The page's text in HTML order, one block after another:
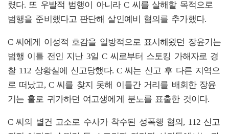
렸다. 또 우발적 범행이 아니라 C 씨를 살해할 목적으로
범행을 준비했다고 판단해 살인예비 혐의를 추가했다.
C 씨에게 이성적 호감을 일방적으로 표시해왔던 장윤기는
범행 이틀 전인 지난 3일 C 씨로부터 스토킹 가해자로 경
찰 112 상황실에 신고당했다. C 씨는 신고 후 다른 지역으
로 떠났고, C 씨를 찾지 못해 이틀간 거리를 배회한 장윤
기는 홀로 귀가하던 여고생에게 분노를 표출한 것이다.
C 씨의 별건 고소로 수사가 착수된 성폭행 혐의, 112 신고